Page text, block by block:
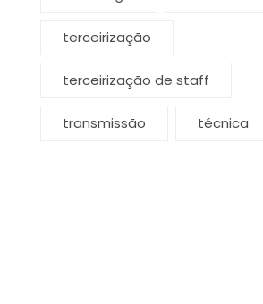
terceirização
terceirização de staff
transmissão técnica